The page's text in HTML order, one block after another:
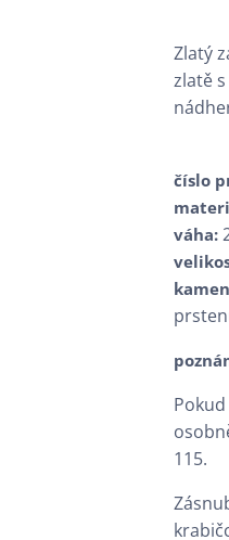
Zlatý
zlatě
číslo
váha:
115.